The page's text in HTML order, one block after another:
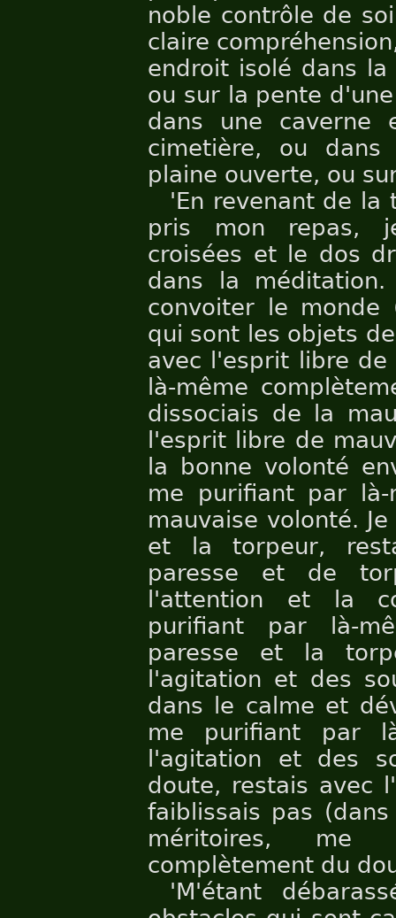
noble contrôle de
claire
endroit isolé dans
ou sur la pente
dans une caverne
cimetière, ou
plaine ouverte, ou
'En revenant de la
pris mon repas,
croisées et le dos
dans la
convoiter le monde
qui sont les objets
avec l'esprit libre
là-même
dissociais de la
l'esprit libre de
la bonne volonté
me purifiant par là-
mauvaise volonté.
et la torpeur,
paresse et de
l'attention et la
purifiant par là-
paresse et la
l'agitation et des
dans le calme et
me purifiant par
l'agitation et des
doute, restais avec
faiblissais pas
méritoires, me
complètement du
'M'étant